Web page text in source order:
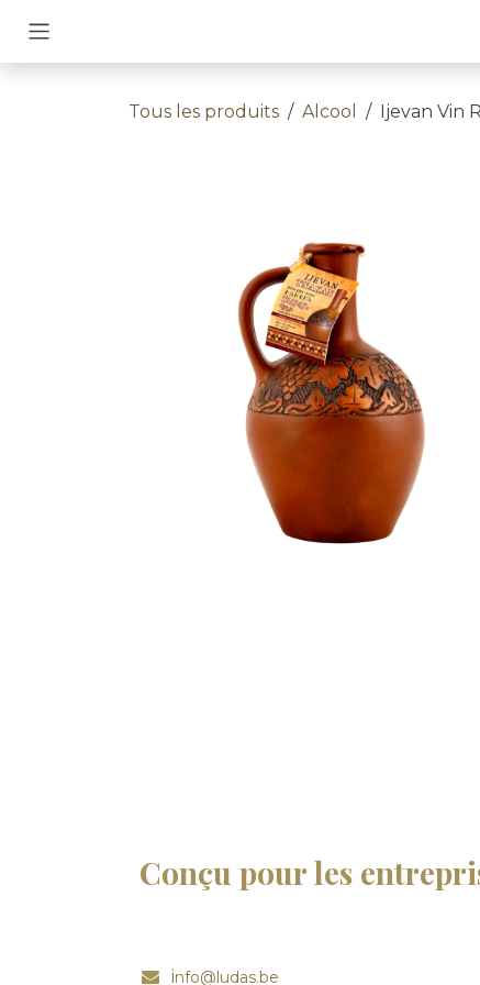
Tous les produits Alcool Ijevan Vin
Conçu pour les
info@ludas.be